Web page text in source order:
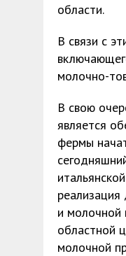
области.
В связи с
молочно-
В свою
является
фермы
и молочной
областной
молочной